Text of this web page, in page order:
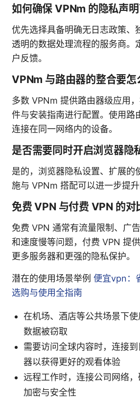
如何确保 VPNm 的隐私声明
优先选择具备明确无日志政策、
透明的数据处理流程的服务商。
户反馈。
VPNm 与路由器的整合要怎
多数 VPNm 提供路由器级应用
件与安装指南进行配置。使用路
连接在同一网络内的设备。
是否需要同时开启浏览器隐
是的，浏览器隐私设置、扩展的
施与 VPNm 搭配可以进一步提升
免费 VPN 与付费 VPN 的对
免费 VPN 通常有流量限制、广
和速度慢等问题，付费 VPN 提
更多服务器和更强的隐私保护。
潜在的使用场景举例 便宜vpn：
选购与使用全指南
在机场、酒店等公共场景下
数据被窃取
需要访问全球内容时，连接
器以获得更好的观看体验
远程工作时，连接公司网络
加密与安全性